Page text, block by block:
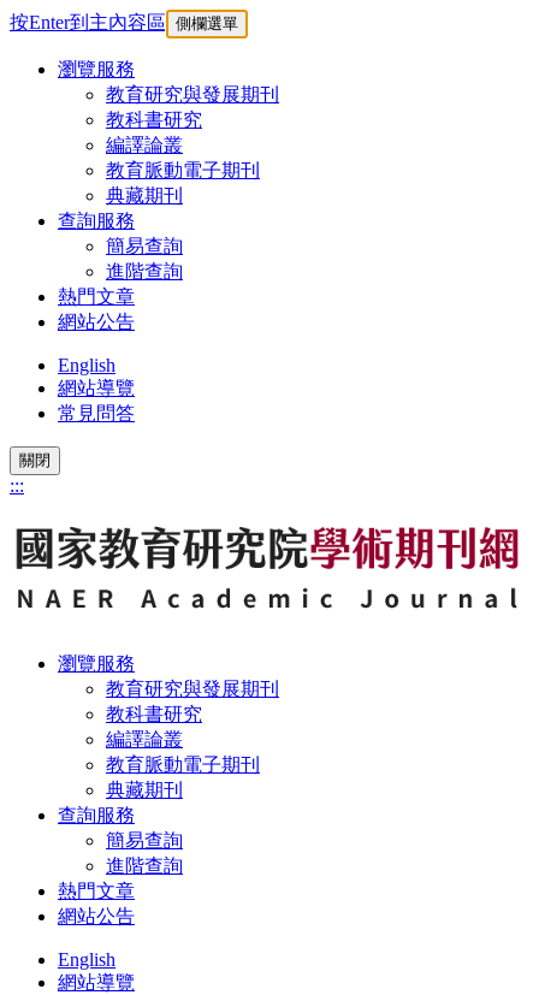
按Enter到主內容區 側欄選單
瀏覽服務
教育研究與發展期刊
教科書研究
編譯論叢
教育脈動電子期刊
典藏期刊
查詢服務
簡易查詢
進階查詢
熱門文章
網站公告
English
網站導覽
常見問答
關閉
:::
瀏覽服務
教育研究與發展期刊
教科書研究
編譯論叢
教育脈動電子期刊
典藏期刊
查詢服務
簡易查詢
進階查詢
熱門文章
網站公告
English
網站導覽